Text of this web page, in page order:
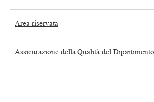
Area riservata
Assicurazione della Qualità del Dipartimento